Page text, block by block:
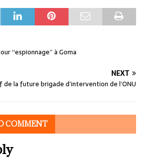
“espionnage” à Goma
NEXT
de la future brigade d’intervention de l’ONU
COMMENT